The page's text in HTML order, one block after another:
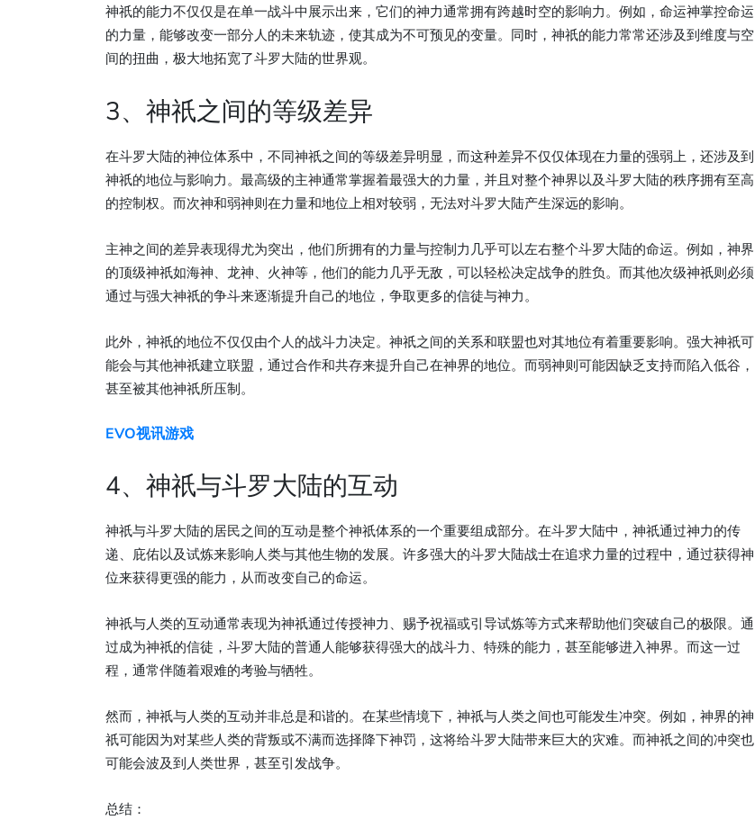
神祇的能力不仅仅是在单一战斗中展示出来，它们的神力通常拥有跨越时空的影响力。例如，命运神掌控命运
的力量，能够改变一部分人的未来轨迹，使其成为不可预见的变量。同时，神祇的能力常常还涉及到维度与空
间的扭曲，极大地拓宽了斗罗大陆的世界观。
3、神祇之间的等级差异
在斗罗大陆的神位体系中，不同神祇之间的等级差异明显，而这种差异不仅仅体现在力量的强弱上，还涉及到
神祇的地位与影响力。最高级的主神通常掌握着最强大的力量，并且对整个神界以及斗罗大陆的秩序拥有至高
的控制权。而次神和弱神则在力量和地位上相对较弱，无法对斗罗大陆产生深远的影响。
主神之间的差异表现得尤为突出，他们所拥有的力量与控制力几乎可以左右整个斗罗大陆的命运。例如，神界
的顶级神祇如海神、龙神、火神等，他们的能力几乎无敌，可以轻松决定战争的胜负。而其他次级神祇则必须
通过与强大神祇的争斗来逐渐提升自己的地位，争取更多的信徒与神力。
此外，神祇的地位不仅仅由个人的战斗力决定。神祇之间的关系和联盟也对其地位有着重要影响。强大神祇可
能会与其他神祇建立联盟，通过合作和共存来提升自己在神界的地位。而弱神则可能因缺乏支持而陷入低谷，
甚至被其他神祇所压制。
EVO视讯游戏
4、神祇与斗罗大陆的互动
神祇与斗罗大陆的居民之间的互动是整个神祇体系的一个重要组成部分。在斗罗大陆中，神祇通过神力的传
递、庇佑以及试炼来影响人类与其他生物的发展。许多强大的斗罗大陆战士在追求力量的过程中，通过获得神
位来获得更强的能力，从而改变自己的命运。
神祇与人类的互动通常表现为神祇通过传授神力、赐予祝福或引导试炼等方式来帮助他们突破自己的极限。通
过成为神祇的信徒，斗罗大陆的普通人能够获得强大的战斗力、特殊的能力，甚至能够进入神界。而这一过
程，通常伴随着艰难的考验与牺牲。
然而，神祇与人类的互动并非总是和谐的。在某些情境下，神祇与人类之间也可能发生冲突。例如，神界的神
祇可能因为对某些人类的背叛或不满而选择降下神罚，这将给斗罗大陆带来巨大的灾难。而神祇之间的冲突也
可能会波及到人类世界，甚至引发战争。
总结：